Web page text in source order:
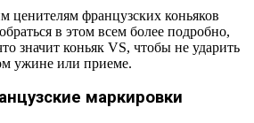
ценителям французских коньяков
в этом всем более подробно,
значит коньяк VS, чтобы не ударить
ужине или приеме.
маркировки